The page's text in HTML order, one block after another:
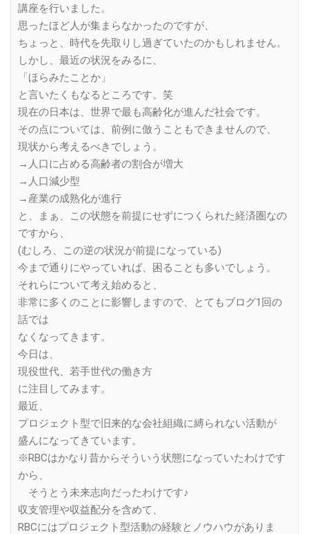
講座を行いました。
思ったほど人が集まらなかったのですが、
ちょっと、時代を先取りし過ぎていたのかもしれません。
しかし、最近の状況をみるに、
「ほらみたことか」
と言いたくもなるところです。笑
現在の日本は、世界で最も高齢化が進んだ社会です。
その点については、前例に倣うこともできませんので、
現状から考えるべきでしょう。
→人口に占める高齢者の割合が増大
→人口減少型
→産業の成熟化が進行
と、まぁ、この状態を前提にせずにつくられた経済圏なの
ですから、
(むしろ、この逆の状況が前提になっている)
今まで通りにやっていれば、困ることも多いでしょう。
それらについて考え始めると、
非常に多くのことに影響しますので、とてもブログ1回の
話では
なくなってきます。
今日は、
現役世代、若手世代の働き方
に注目してみます。
最近、
プロジェクト型で旧来的な会社組織に縛られない活動が
盛んになってきています。
※RBCはかなり昔からそういう状態になっていたわけです
から、
そうとう未来志向だったわけです♪
収支管理や収益配分を含めて、
RBCにはプロジェクト型活動の経験とノウハウがありま